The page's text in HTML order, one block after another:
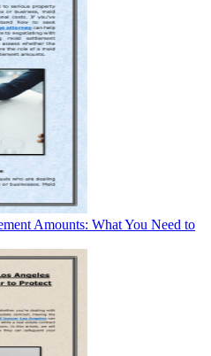
Amounts: What You Need to